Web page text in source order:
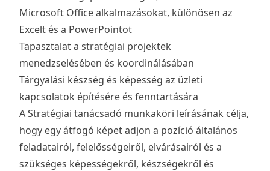
Microsoft Office alkalmazásokat, különösen az
Excelt és a PowerPointot
Tapasztalat a stratégiai projektek
menedzselésében és koordinálásában
Tárgyalási készség és képesség az üzleti
kapcsolatok építésére és fenntartására
A Stratégiai tanácsadó munkaköri leírásának célja,
hogy egy átfogó képet adjon a pozíció általános
feladatairól, felelősségeiről, elvárásairól és a
szükséges képességekről, készségekről és